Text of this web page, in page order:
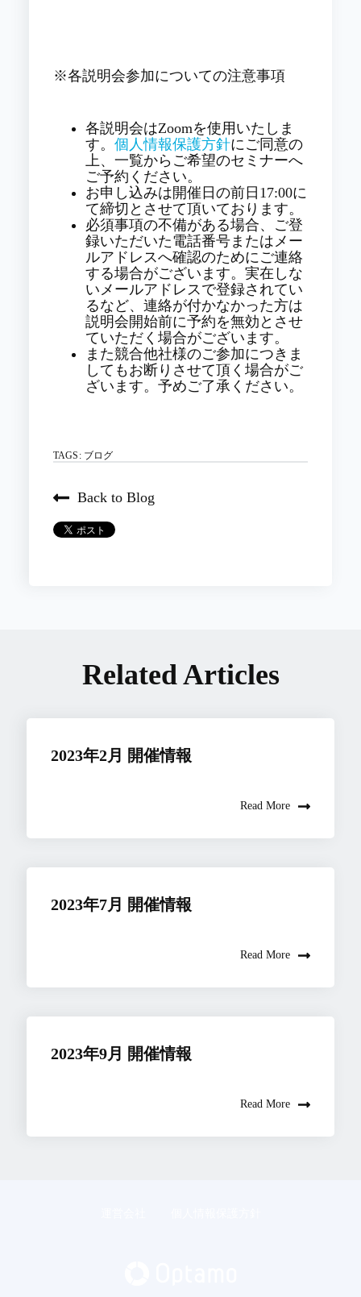
※各説明会参加についての注意事項
各説明会はZoomを使用いたしま
す。 個人情報保護方針にご同意の
上、一覧からご希望のセミナーへ
ご予約ください。
お申し込みは開催日の前日17:00に
て締切とさせて頂いております。
必須事項の不備がある場合、ご登
録いただいた電話番号またはメー
ルアドレスへ確認のためにご連絡
する場合がございます。実在しな
いメールアドレスで登録されてい
るなど、連絡が付かなかった方は
説明会開始前に予約を無効とさせ
ていただく場合がございます。
また競合他社様のご参加につきま
してもお断りさせて頂く場合がご
ざいます。予めご了承ください。
TAGS: ブログ
Back to Blog
Related Articles
2023年2月 開催情報
Read More
2023年7月 開催情報
Read More
2023年9月 開催情報
Read More